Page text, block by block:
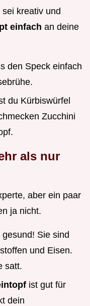
kreativ und
einfach an deine
den Speck einfach
du Kürbiswürfel
Zucchini
als nur
aber ein paar
ja nicht.
Sie sind
und Eisen.
satt.
ist gut für
dein